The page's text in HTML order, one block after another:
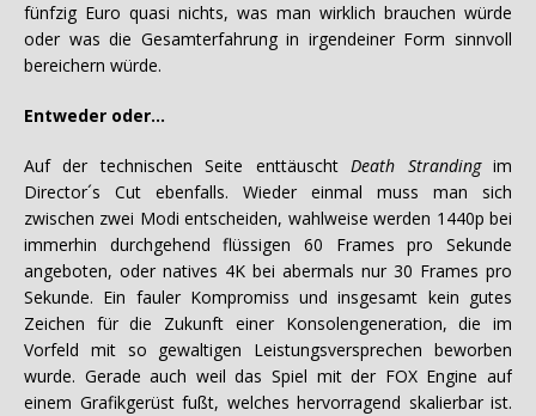
fünfzig Euro quasi nichts, was man wirklich brauchen würde
oder was die Gesamterfahrung in irgendeiner Form sinnvoll
bereichern würde.
Entweder oder…
Auf der technischen Seite enttäuschtDeath Strandingim
Director´s Cut ebenfalls. Wieder einmal muss man sich
zwischen zwei Modi entscheiden, wahlweise werden 1440p bei
immerhin durchgehend flüssigen 60 Frames pro Sekunde
angeboten, oder natives 4K bei abermals nur 30 Frames pro
Sekunde. Ein fauler Kompromiss und insgesamt kein gutes
Zeichen für die Zukunft einer Konsolengeneration, die im
Vorfeld mit so gewaltigen Leistungsversprechen beworben
wurde. Gerade auch weil das Spiel mit der FOX Engine auf
einem Grafikgerüst fußt, welches hervorragend skalierbar ist.